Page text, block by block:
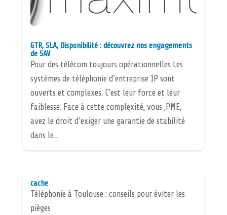
GTR, SLA, Disponibilité : découvrez nos engagements
de SAV
Pour des télécom toujours opérationnelles Les
systèmes de téléphonie d’entreprise IP sont
ouverts et complexes. C’est leur force et leur
faiblesse. Face à cette complexité, vous ,PME,
avez le droit d’exiger une garantie de stabilité
dans le...
cache
Téléphonie à Toulouse : conseils pour éviter les
pièges